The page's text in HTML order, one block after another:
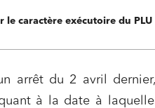
le caractère exécutoire du PLU
arrêt du 2 avril
à la date à